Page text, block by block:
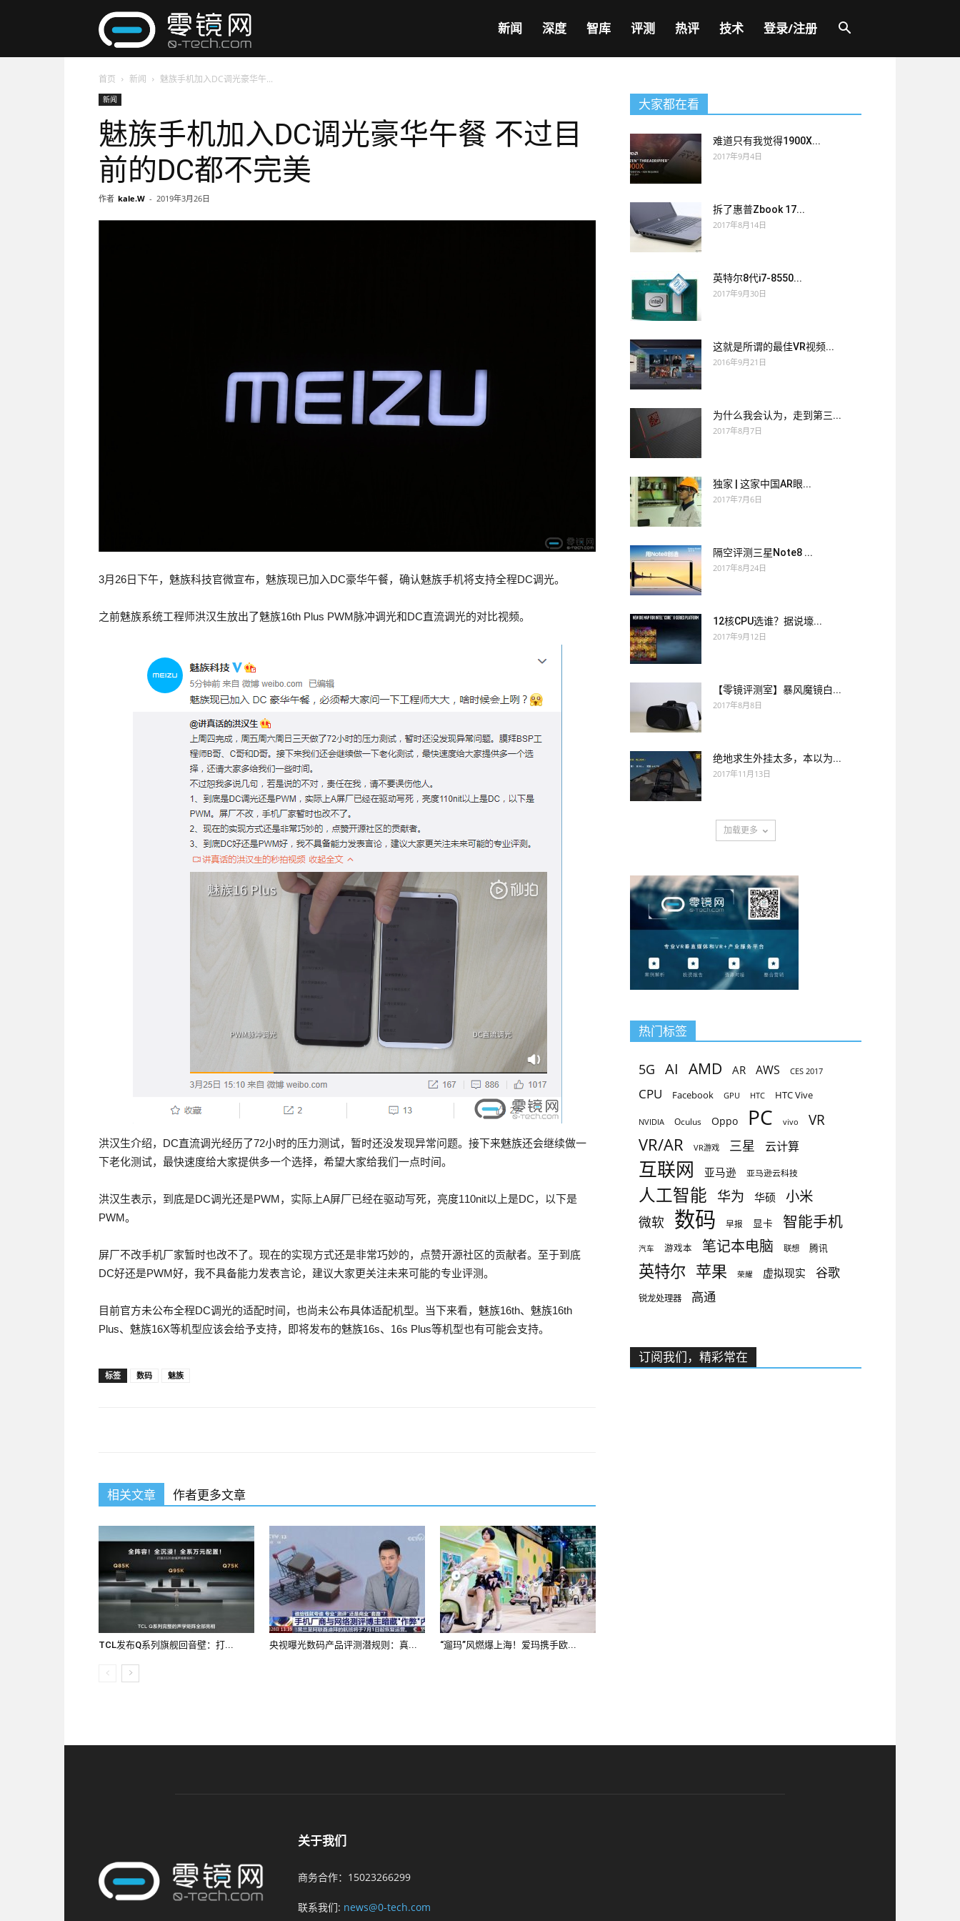
镜
网
新闻 深度 智库 评测 热评 技术 登录/注册
首页 新闻 魅族手机加入DC调光豪华午...
新闻
魅族手机加入DC调光豪华午餐 不过目
前的DC都不完美
作者 kale.W - 2019年3月26日
3月26日下午，魅族科技官微宣布，魅族现已加入DC豪华午餐，确认魅族手机将支持全程DC调光。
之前魅族系统工程师洪汉生放出了魅族16th Plus PWM脉冲调光和DC直流调光的对比视频。
洪汉生介绍，DC直流调光经历了72小时的压力测试，暂时还没发现异常问题。接下来魅族还会继续做一
下老化测试，最快速度给大家提供多一个选择，希望大家给我们一点时间。
洪汉生表示，到底是DC调光还是PWM，实际上A屏厂已经在驱动写死，亮度110nit以上是DC，以下是
PWM。
屏厂不改手机厂家暂时也改不了。现在的实现方式还是非常巧妙的，点赞开源社区的贡献者。至于到底
DC好还是PWM好，我不具备能力发表言论，建议大家更关注未来可能的专业评测。
目前官方未公布全程DC调光的适配时间，也尚未公布具体适配机型。当下来看，魅族16th、魅族16th
Plus、魅族16X等机型应该会给予支持，即将发布的魅族16s、16s Plus等机型也有可能会支持。
标签 数码 魅族
相关文章 作者更多文章
TCL发布Q系列旗舰回音壁：打... 央视曝光数码产品评测潜规则：真... “遛玛”风燃爆上海！爱玛携手欧...
大家都在看
难道只有我觉得1900X...
2017年9月4日
拆了惠普Zbook 17...
2017年8月14日
英特尔8代i7-8550...
2017年9月30日
这就是所谓的最佳VR视频...
2016年9月21日
为什么我会认为，走到第三...
2017年8月7日
独家 | 这家中国AR眼...
2017年7月6日
隔空评测三星Note8 ...
2017年8月24日
12核CPU选谁？据说壕...
2017年9月12日
【零镜评测室】暴风魔镜白...
2017年8月8日
绝地求生外挂太多，本以为...
2017年11月13日
加载更多
热门标签
5G AI AMD AR AWS CES 2017
CPU Facebook GPU HTC HTC Vive
NVIDIA Oculus Oppo PC vivo VR
VR/AR VR游戏 三星 云计算
互联网 亚马逊 亚马逊云科技
人工智能 华为 华硕 小米
微软 数码 早报 显卡 智能手机
汽车 游戏本 笔记本电脑 联想 腾讯
英特尔 苹果 荣耀 虚拟现实 谷歌
锐龙处理器 高通
订阅我们，精彩常在
关于我们
商务合作：15023266299
联系我们: news@0-tech.com